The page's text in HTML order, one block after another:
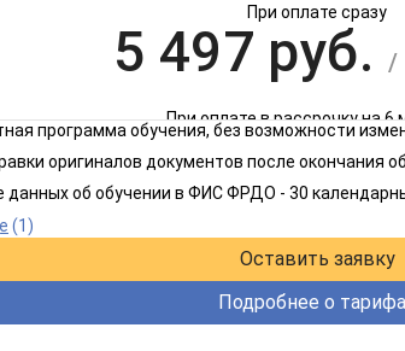
При оплате сразу
5 497 руб. /
При оплате в рассрочку на 6
2 749 руб./
программа обучения, без возможности
оригиналов документов после окончания
данных об обучении в ФИС ФРДО - 30
(1)
Оставить заявку
Подробнее о